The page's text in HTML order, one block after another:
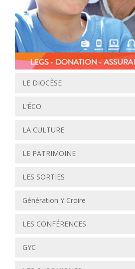
LE DIOCÈSE
L’ÉCO
LA CULTURE
LE PATRIMOINE
LES SORTIES
Génération Y Croire
LES CONFÉRENCES
GYC